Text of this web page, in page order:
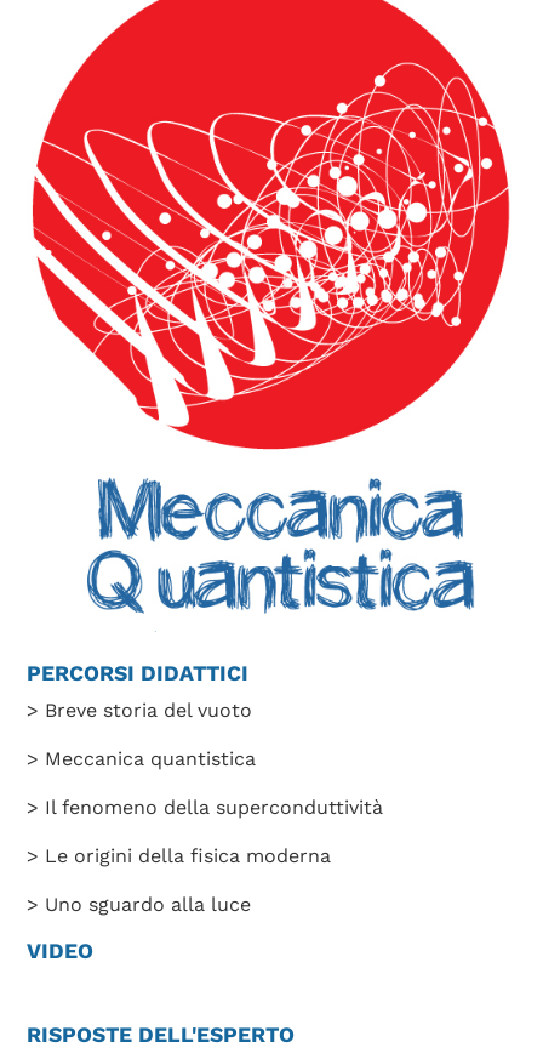
PERCORSI DIDATTICI
> Breve storia del vuoto
> Meccanica quantistica
> Il fenomeno della superconduttività
> Le origini della fisica moderna
> Uno sguardo alla luce
VIDEO
RISPOSTE DELL'ESPERTO